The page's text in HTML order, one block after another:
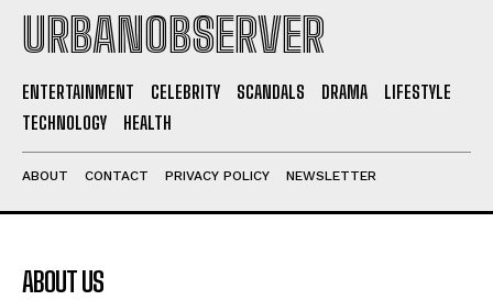
I WANT IN
URBANOBSERVER
ENTERTAINMENT CELEBRITY SCANDALS DRAMA
LIFESTYLE
TECHNOLOGY
HEALTH
ABOUT CONTACT PRIVACY POLICY NEWSLETTER
ABOUT US